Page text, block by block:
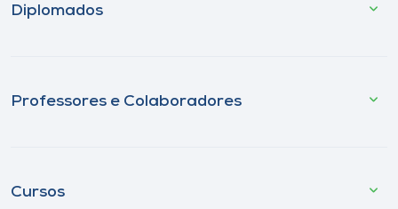
Diplomados
Professores e Colaboradores
Cursos